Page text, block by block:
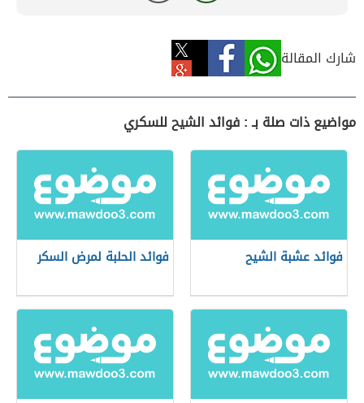
شارك المقالة
مواضيع ذات صلة بـ : فوائد الشيح للسكري
فوائد عشبة الشيح فوائد الحلبة لمرض السكر